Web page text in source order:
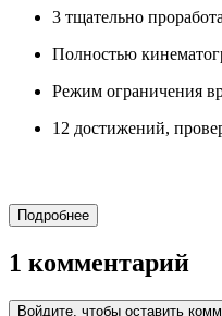
3 тщательно
Полностью
Режим ограничения
12 достижений,
Подробнее
1 комментарий
Войдите, чтобы оставить